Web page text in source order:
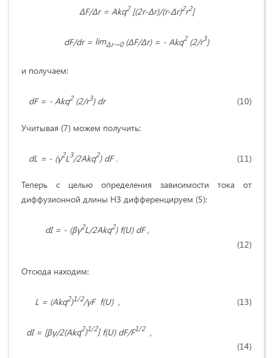
ΔF/Δr= Akq2[(2r-Δr)/(r-Δr)2r2]
dF/dr= limΔr→0(ΔF/Δr) = - Akq2(2/r3)
и получаем:
dF= - Akq2(2/r3) dr (10)
Учитывая (7) можем получить:
dL = - (γ2L3/2Akq2) dF . (11)
Теперь с целью определения зависимости тока от
диффузионной длины НЗ дифференцируем (5):
dI = - (βγ2L/2Akq2) f(U) dF ,
(12)
Отсюда находим:
L = (Akq2)1/2/γF f(U) , (13)
dI= [βγ/2(Akq2)1/2] f(U) dF/F1/2,
(14)